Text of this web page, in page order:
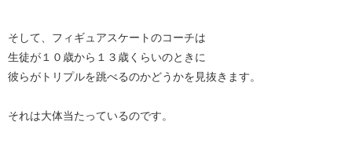
そして、フィギュアスケートのコーチは
生徒が１０歳から１３歳くらいのときに
彼らがトリプルを跳べるのかどうかを見抜きます。
それは大体当たっているのです。